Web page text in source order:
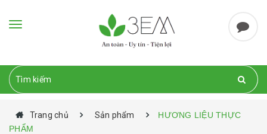
Toggle
Trang chủ Sản phẩm
HƯƠNG LIỆU THỰC
PHẨM